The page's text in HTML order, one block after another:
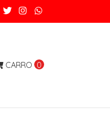
CARRO 0